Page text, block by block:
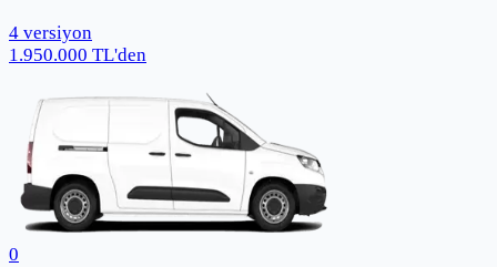
4 versiyon
1.950.000 TL'den
0